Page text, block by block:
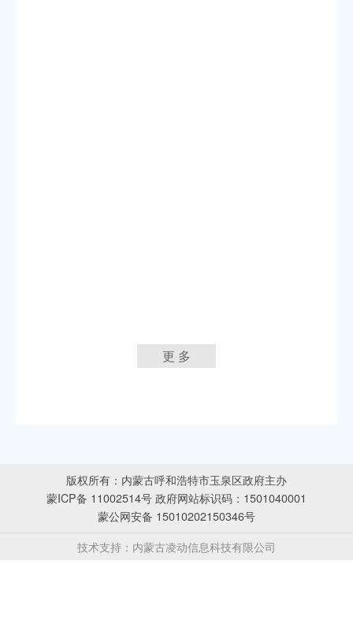
更 多
版权所有：内蒙古呼和浩特市玉泉区政府主办
蒙ICP备 11002514号 政府网站标识码：1501040001
蒙公网安备 15010202150346号
技术支持：内蒙古凌动信息科技有限公司